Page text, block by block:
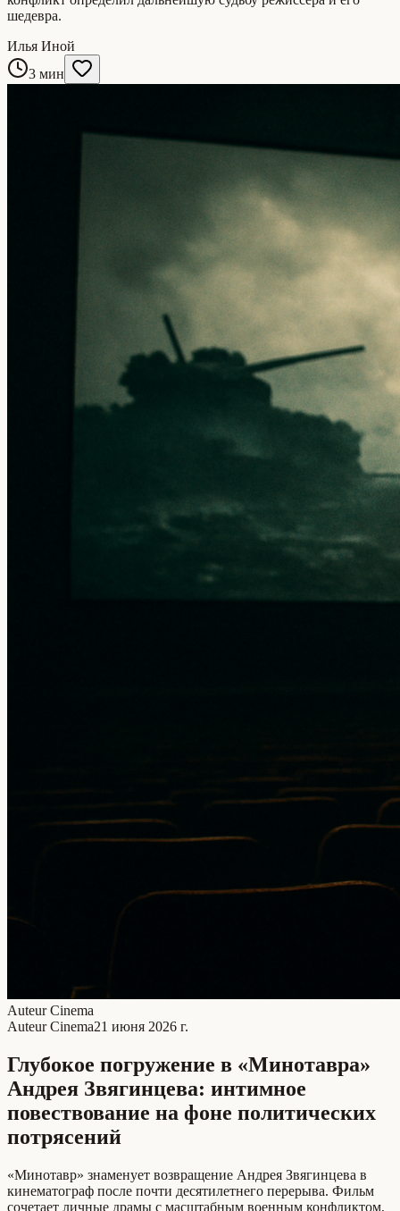
шедевра.
Илья Иной
3 мин
Auteur Cinema
Auteur Cinema21 июня 2026 г.
Глубокое погружение в «Минотавра»
Андрея Звягинцева: интимное
повествование на фоне политических
потрясений
«Минотавр» знаменует возвращение Андрея Звягинцева в
кинематограф после почти десятилетнего перерыва. Фильм
сочетает личные драмы с масштабным военным конфликтом,